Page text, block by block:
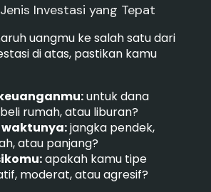
Investasi yang Tepat
uangmu ke salah satu dari
di atas, pastikan kamu
untuk dana
rumah, atau liburan?
jangka pendek,
atau panjang?
apakah kamu tipe
moderat, atau agresif?